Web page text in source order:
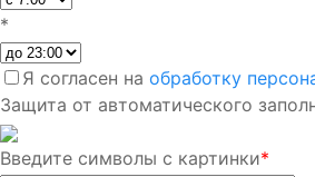
*
Я согласен на обработку
Защита от автоматического
Введите символы с картинки*